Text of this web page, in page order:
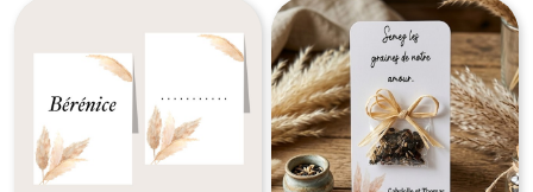
bohème -
Modèle Pampa